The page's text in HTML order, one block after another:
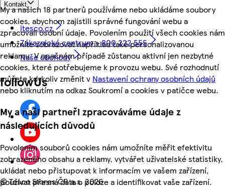
My a našich 18 partnerů používáme nebo ukládáme soubory
cookies, abychom zajistili správné fungování webu a
zpracovali osobní údaje. Povolením použití všech cookies nám
umožníte zobrazovat například také personalizovanou
reklamu. V opačném případě zůstanou aktivní jen nezbytné
cookies, které potřebujeme k provozu webu. Své rozhodnutí
můžete kdykoliv změnit v Nastavení ochrany osobních údajů
nebo kliknutím na odkaz Soukromí a cookies v patičce webu.
My a naši partneři zpracováváme údaje z
následujících důvodů
Povolením souborů cookies nám umožníte měřit efektivitu
zobrazeného obsahu a reklamy, vytvářet uživatelské statistiky,
ukládat nebo přistupovat k informacím ve vašem zařízení,
používat přesná data o poloze a identifikovat vaše zařízení.
Kontakt
itesco.cz
Zákaznické centrum - 800 222 555
Naše obchody
followUs
©Tesco Stores ČR a.s. 2026